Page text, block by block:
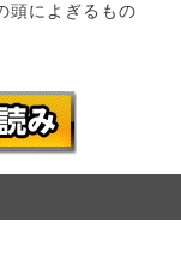
頭によぎるもの